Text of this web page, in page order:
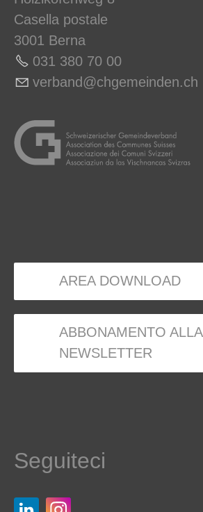
Casella postale
3001 Berna
031 380 70 00
v rb nd chg m nd n ch
AREA DOWNLOAD
ABBONAMENTO ALLA
NEWSLETTER
Seguiteci